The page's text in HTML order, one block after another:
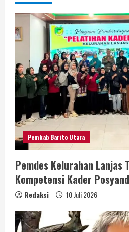
Pemkab Barito Utara
Pemdes Kelurahan Lanjas
Kompetensi Kader
Redaksi 10 Juli 2026